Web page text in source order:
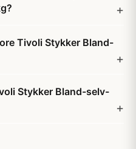
Tivoli Stykker Bland-
Stykker Bland-selv-